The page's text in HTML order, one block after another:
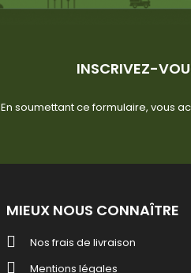
INSCRIVEZ-
En soumettant ce formulaire, vous
MIEUX NOUS CONNAÎTRE
Nos frais de livraison
Mentions légales